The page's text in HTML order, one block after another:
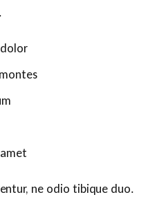
ne odio tibique duo.